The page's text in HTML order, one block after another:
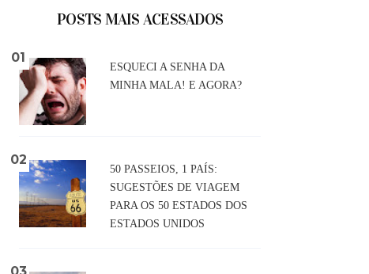
POSTS MAIS ACESSADOS
ESQUECI A SENHA DA
MINHA MALA! E AGORA?
50 PASSEIOS, 1 PAÍS:
SUGESTÕES DE VIAGEM
PARA OS 50 ESTADOS DOS
ESTADOS UNIDOS